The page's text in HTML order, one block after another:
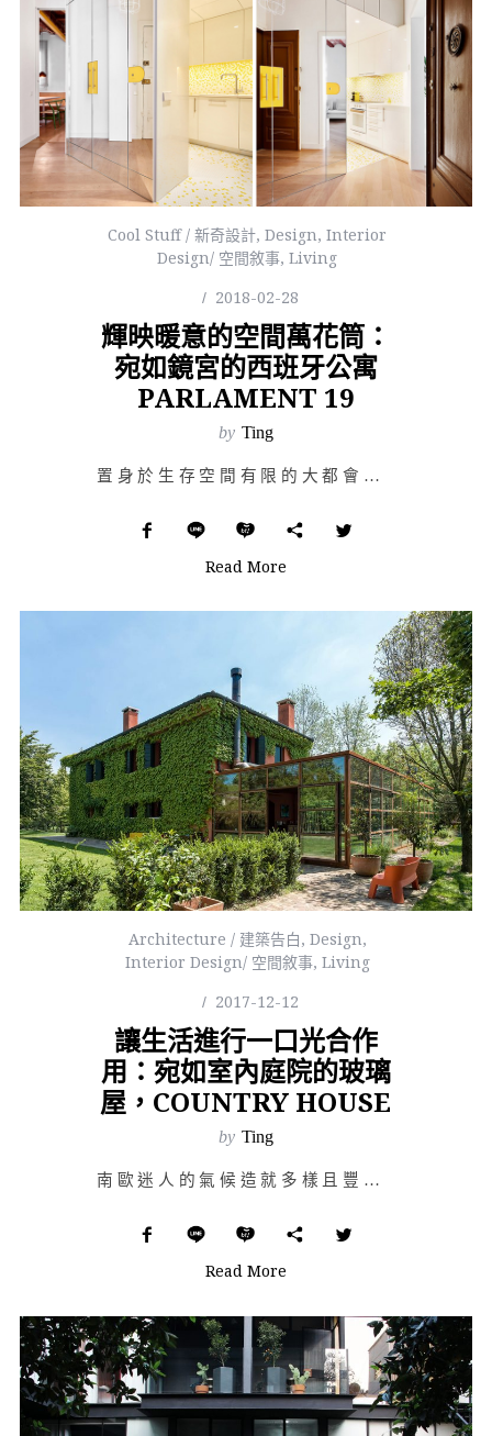
Cool Stuff / 新奇設計,Design,Interior
Design/ 空間敘事,Living
2018-02-28
輝映暖意的空間萬花筒：
宛如鏡宮的西班牙公寓
PARLAMENT 19
by Ting
置身於生存空間有限的大都會，我們總是在為更加舒適的生活條件而努力，因日常焦慮而疲乏的心靈此刻尤其渴望…
Read More
Architecture / 建築告白, Design,
Interior Design/ 空間敘事, Living
2017-12-12
讓生活進行一口光合作
用：宛如室內庭院的玻璃
屋，COUNTRY HOUSE
by Ting
南歐迷人的氣候造就多樣且豐富的自然景觀，熱情的豔陽和茂盛的植被塑造出度假聖地的形象；zaa（zano…
Read More